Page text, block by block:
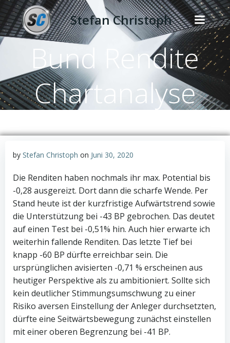
Zum
Inhalt
springen
Stefan Christoph
Bund Rendite
Chartanalyse
by Stefan Christoph on Juni 30, 2020
Die Renditen haben nochmals ihr max. Potential bis
-0,28 ausgereizt. Dort dann die scharfe Wende. Per
Stand heute ist der kurzfristige Aufwärtstrend sowie
die Unterstützung bei -43 BP gebrochen. Das deutet
auf einen Test bei -0,51% hin. Auch hier erwarte ich
weiterhin fallende Renditen. Das letzte Tief bei
knapp -60 BP dürfte erreichbar sein. Die
ursprünglichen avisierten -0,71 % erscheinen aus
heutiger Perspektive als zu ambitioniert. Sollte sich
kein deutlicher Stimmungsumschwung zu einer
Risiko aversen Einstellung der Anleger durchsetzten,
dürfte eine Seitwärtsbewegung zunächst einstellen
mit einer oberen Begrenzung bei -41 BP.